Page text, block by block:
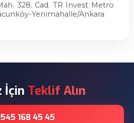
328. Cad. TR Invest Metro
Yenimahalle/Ankara
İçin Teklif Alın
168 45 45